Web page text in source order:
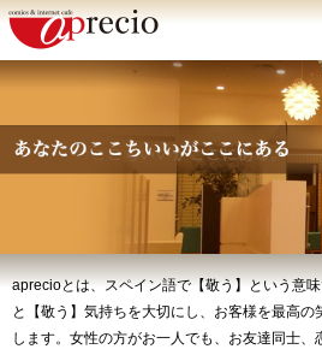
aprecioとは、スペイン語で【敬う】という意
と【敬う】気持ちを大切にし、お客様を最高の
します。女性の方がお一人でも、お友達同士